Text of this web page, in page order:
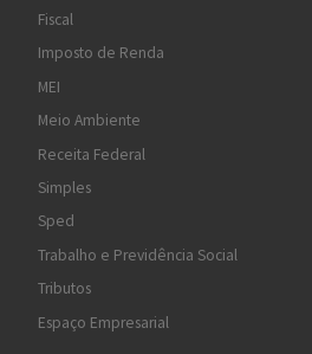
Fiscal
Imposto de Renda
MEI
Meio Ambiente
Receita Federal
Simples
Sped
Trabalho e Previdência Social
Tributos
Espaço Empresarial